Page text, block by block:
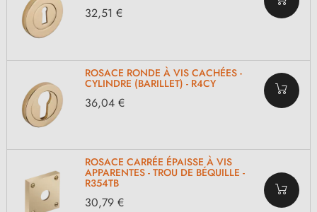
32,51 €
ROSACE RONDE À VIS CACHÉES -
CYLINDRE (BARILLET) - R4CY
36,04 €
ROSACE CARRÉE ÉPAISSE À VIS
APPARENTES - TROU DE BÉQUILLE -
R354TB
30,79 €